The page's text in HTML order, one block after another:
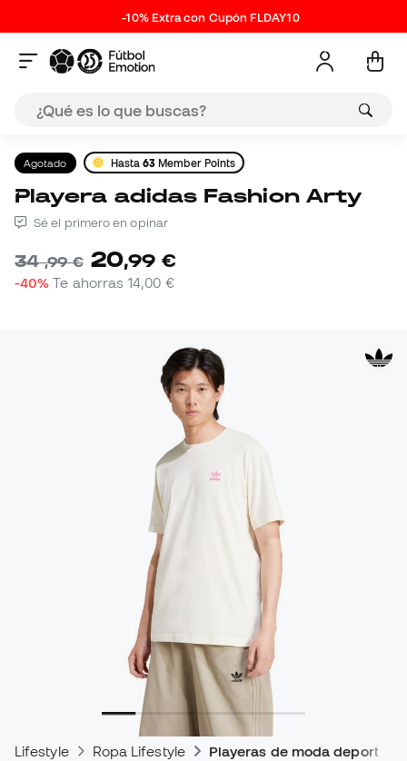
-10% Extra con Cupón FLDAY10
Agotado Hasta63 Member Points
Playera adidas Fashion Arty
Sé el primero en opinar
34,99 € 20,99 €
-40% Te ahorras14,00 €
Lifestyle Ropa Lifestyle Playeras de moda deportiva